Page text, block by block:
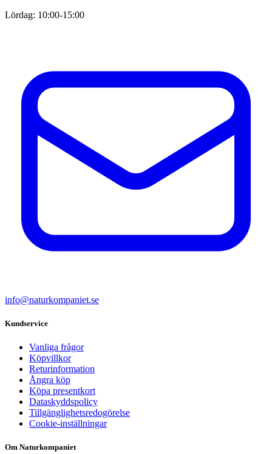
Lördag: 10:00-15:00
info@naturkompaniet.se
Kundservice
Vanliga frågor
Köpvillkor
Returinformation
Ångra köp
Köpa presentkort
Dataskyddspolicy
Tillgänglighetsredogörelse
Cookie-inställningar
Om Naturkompaniet